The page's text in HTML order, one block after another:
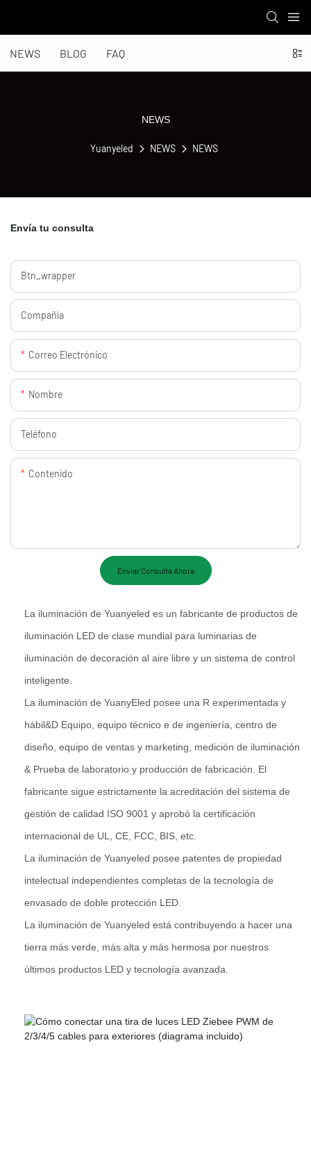
NEWS BLOG FAQ
NEWS
Yuanyeled NEWS NEWS
Envía tu consulta
Btn_wrapper
Compañía
Correo Electrónico
Nombre
Teléfono
Contenido
Enviar Consulta Ahora
La iluminación de Yuanyeled es un fabricante de productos de
iluminación LED de clase mundial para luminarias de
iluminación de decoración al aire libre y un sistema de control
inteligente.
La iluminación de YuanyEled posee una R experimentada y
hábil&D Equipo, equipo técnico e de ingeniería, centro de
diseño, equipo de ventas y marketing, medición de iluminación
& Prueba de laboratorio y producción de fabricación. El
fabricante sigue estrictamente la acreditación del sistema de
gestión de calidad ISO 9001 y aprobó la certificación
internacional de UL, CE, FCC, BIS, etc.
La iluminación de Yuanyeled posee patentes de propiedad
intelectual independientes completas de la tecnología de
envasado de doble protección LED.
La iluminación de Yuanyeled está contribuyendo a hacer una
tierra más verde, más alta y más hermosa por nuestros
últimos productos LED y tecnología avanzada.